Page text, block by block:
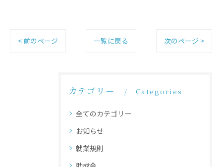
< 前のページ 一覧に戻る 次のページ >
カテゴリー Categories
全てのカテゴリー
お知らせ
就業規則